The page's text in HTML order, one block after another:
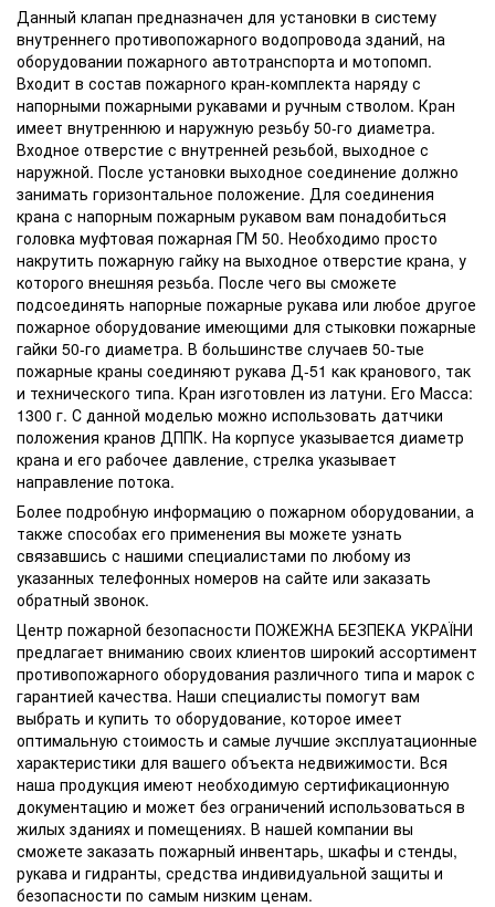
Данный клапан предназначен для установки в систему
внутреннего противопожарного водопровода зданий, на
оборудовании пожарного автотранспорта и мотопомп.
Входит в состав пожарного кран-комплекта наряду с
напорными пожарными рукавами и ручным стволом. Кран
имеет внутреннюю и наружную резьбу 50-го диаметра.
Входное отверстие с внутренней резьбой, выходное с
наружной. После установки выходное соединение должно
занимать горизонтальное положение. Для соединения
крана с напорным пожарным рукавом вам понадобиться
головка муфтовая пожарная ГМ 50. Необходимо просто
накрутить пожарную гайку на выходное отверстие крана, у
которого внешняя резьба. После чего вы сможете
подсоединять напорные пожарные рукава или любое другое
пожарное оборудование имеющими для стыковки пожарные
гайки 50-го диаметра. В большинстве случаев 50-тые
пожарные краны соединяют рукава Д-51 как кранового, так
и технического типа. Кран изготовлен из латуни. Его Масса:
1300 г. С данной моделью можно использовать датчики
положения кранов ДППК. На корпусе указывается диаметр
крана и его рабочее давление, стрелка указывает
направление потока.
Более подробную информацию о пожарном оборудовании, а
также способах его применения вы можете узнать
связавшись с нашими специалистами по любому из
указанных телефонных номеров на сайте или заказать
обратный звонок.
Центр пожарной безопасности ПОЖЕЖНА БЕЗПЕКА УКРАЇНИ
предлагает вниманию своих клиентов широкий ассортимент
противопожарного оборудования различного типа и марок с
гарантией качества. Наши специалисты помогут вам
выбрать и купить то оборудование, которое имеет
оптимальную стоимость и самые лучшие эксплуатационные
характеристики для вашего объекта недвижимости. Вся
наша продукция имеют необходимую сертификационную
документацию и может без ограничений использоваться в
жилых зданиях и помещениях. В нашей компании вы
сможете заказать пожарный инвентарь, шкафы и стенды,
рукава и гидранты, средства индивидуальной защиты и
безопасности по самым низким ценам.